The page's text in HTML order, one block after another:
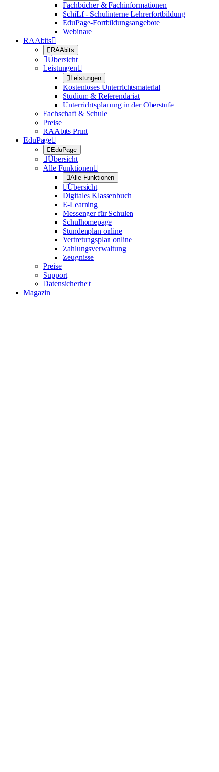
Fachbücher & Fachinformationen
SchiLf - Schulinterne Lehrerfortbildung
EduPage-Fortbildungsangebote
Webinare
RAAbits
RAAbits
Übersicht
Leistungen
Leistungen
Kostenloses Unterrichtsmaterial
Studium & Referendariat
Unterrichtsplanung in der Oberstufe
Fachschaft & Schule
Preise
RAAbits Print
EduPage
EduPage
Übersicht
Alle Funktionen
Alle Funktionen
Übersicht
Digitales Klassenbuch
E-Learning
Messenger für Schulen
Schulhomepage
Stundenplan online
Vertretungsplan online
Zahlungsverwaltung
Zeugnisse
Preise
Support
Datensicherheit
Magazin